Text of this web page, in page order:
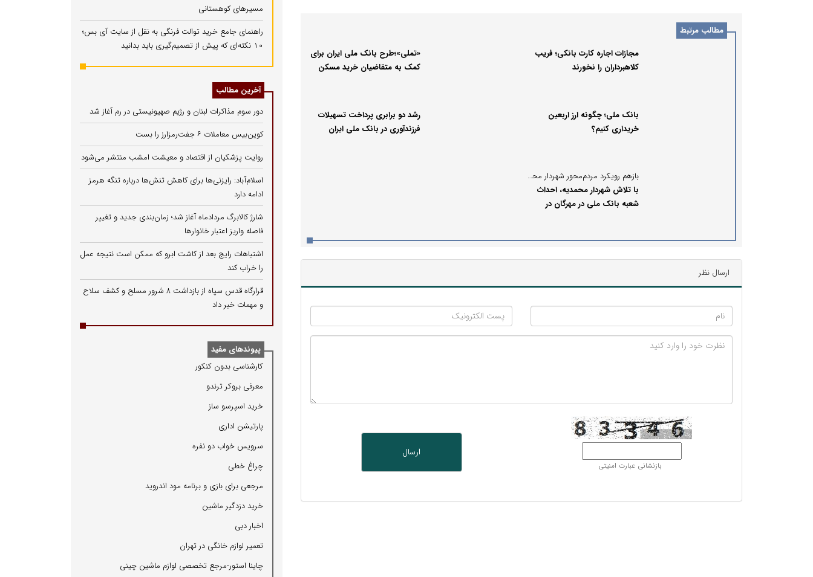
مطالب مرتبط
مجازات اجاره کارت بانکی؛ فریب
کلاهبرداران را نخورند
«تملی»؛طرح بانک ملی ایران برای
کمک به متقاضیان خرید مسکن
بانک ملی؛ چگونه ارز اربعین
خریداری کنیم؟
رشد دو برابری پرداخت تسهیلات
فرزندآوری در بانک ملی ایران
بازهم رویکرد مردم‌محور شهردار محمدیه در توسعه خدمات زیربنایی
با تلاش شهردار محمدیه، احداث
شعبه بانک ملی در مهرگان در
ارسال نظر
بازنشانی عبارت امنیتی
مسیرهای کوهستانی
راهنمای جامع خرید توالت فرنگی به نقل از سایت آی بس؛
۱۰ نکته‌ای که پیش از تصمیم‌گیری باید بدانید
آخرین مطالب
دور سوم مذاکرات لبنان و رژیم صهیونیستی در رم آغاز شد
کوین‌بیس معاملات ۶ جفت‌رمزارز را بست
روایت پزشکیان از اقتصاد و معیشت امشب منتشر می‌شود
اسلام‌آباد: رایزنی‌ها برای کاهش تنش‌ها درباره تنگه هرمز
ادامه دارد
شارژ کالابرگ مردادماه آغاز شد؛ زمان‌بندی جدید و تغییر
فاصله واریز اعتبار خانوارها
اشتباهات رایج بعد از کاشت ابرو که ممکن است نتیجه عمل
را خراب کند
قرارگاه قدس سپاه از بازداشت ۸ شرور مسلح و کشف سلاح
و مهمات خبر داد
پیوندهای مفید
كارشناسی بدون كنكور
معرفی بروكر ترندو
خرید اسپرسو ساز
پارتیشن اداری
سرویس خواب دو نفره
چراغ خطی
مرجعی برای بازی و برنامه مود اندروید
خرید دزدگیر ماشین
اخبار دبی
تعمیر لوازم خانگی در تهران
چاینا استور-مرجع تخصصی لوازم ماشین چینی